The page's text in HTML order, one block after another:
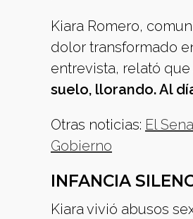
Kiara Romero,
dolor transformado
entrevista, relató
suelo, llorando. Al
Otras noticias: El
Gobierno
INFANCIA
Kiara vivió abusos